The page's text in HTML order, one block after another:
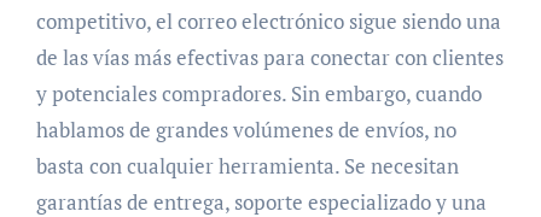
competitivo, el correo electrónico sigue siendo una
de las vías más efectivas para conectar con clientes
y potenciales compradores. Sin embargo, cuando
hablamos de grandes volúmenes de envíos, no
basta con cualquier herramienta. Se necesitan
garantías de entrega, soporte especializado y una